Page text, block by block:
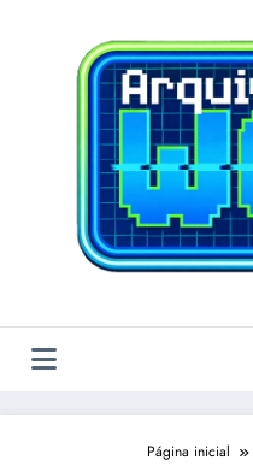
Página inicial